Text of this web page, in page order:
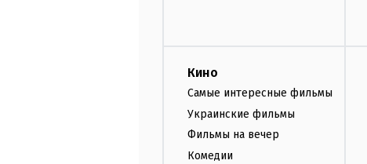
Кино
Самые интересные фильмы
Украинские фильмы
Фильмы на вечер
Комедии